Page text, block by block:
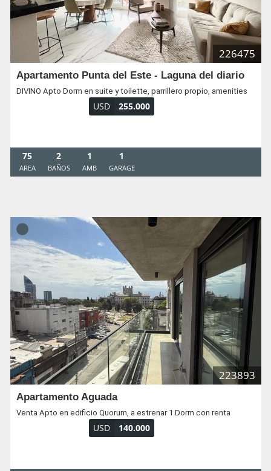
226475
Apartamento Punta del Este - Laguna del diario
DIVINO Apto Dorm en suite y toilette, parrillero propio, amenities
USD 255.000
75
AREA
2
BAÑOS
1
AMB
1
GARAGE
223893
Apartamento Aguada
Venta Apto en edificio Quorum, a estrenar 1 Dorm con renta
USD 140.000